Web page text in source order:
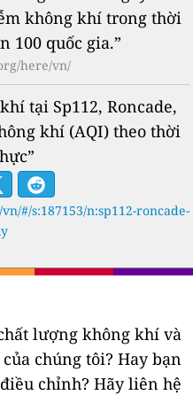
không khí trong thời
100 quốc gia.”
here/vn/
tại Sp112, Roncade,
khí (AQI) theo thời
#/s:187153/n:sp112-roncade-
lượng không khí và
chúng tôi? Hay bạn
chỉnh? Hãy liên hệ